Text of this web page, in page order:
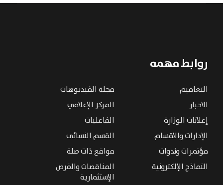
روابط مهمه
التعاميم
مجلة الفيديوهات
الاخبار
المركز الإعلامي
إعلانات الوزارة
الفاعليات
الإدارات والاقسام
القسم النسائى
مؤتمرات وندوات
مواقع ذات صلة
النماذج الإلكترونية
المناقصات والفرص
الإستثمارية